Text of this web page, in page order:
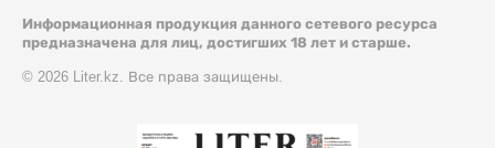
Информационная продукция данного сетевого ресурса
предназначена для лиц, достигших 18 лет и старше.
© 2026 Liter.kz. Все права защищены.